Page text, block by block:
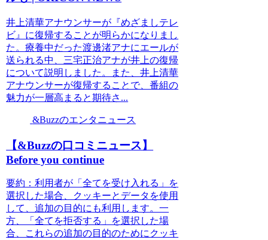
井上清華アナウンサーが『めざましテレ
ビ』に復帰することが明らかになりまし
た。療養中だった渡邊渚アナにエールが
送られる中、三宅正治アナが井上の復帰
について説明しました。また、井上清華
アナウンサーが復帰することで、番組の
魅力が一層高まると期待さ...
&Buzzのエンタニュース
【&Buzzの口コミニュース】
Before you continue
要約：利用者が「全てを受け入れる」を
選択した場合、クッキーとデータを使用
して、追加の目的にも利用します。一
方、「全てを拒否する」を選択した場
合、これらの追加の目的のためにクッキ